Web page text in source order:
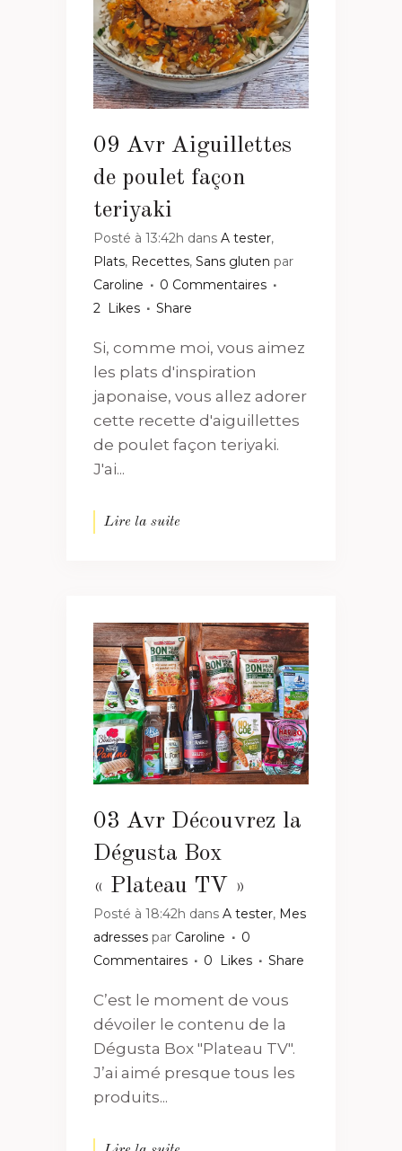
09 Avr Aiguillettes
de poulet façon
teriyaki
Posté à 13:42h dans A tester,
Plats, Recettes, Sans gluten par
Caroline
0 Commentaires
2 Likes Share
Si, comme moi, vous aimez
les plats d'inspiration
japonaise, vous allez adorer
cette recette d'aiguillettes
de poulet façon teriyaki.
J'ai...
Lire la suite
03 Avr Découvrez la
Dégusta Box
« Plateau TV »
Posté à 18:42h dans A tester, Mes
adresses par Caroline
0
Commentaires
0 Likes Share
C’est le moment de vous
dévoiler le contenu de la
Dégusta Box "Plateau TV".
J’ai aimé presque tous les
produits...